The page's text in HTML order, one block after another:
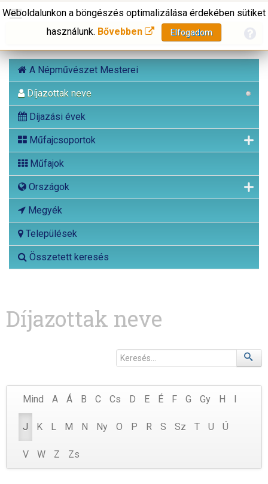
A Népművészet Mesterei
Díjazottak neve
Díjazási évek
Műfajcsoportok
Műfajok
Országok
Megyék
Települések
Összetett keresés
Weboldalunkon a böngészés optimalizálása érdekében sütiket
használunk. Bővebben Elfogadom
Díjazottak neve
Mind A Á B C Cs D E É F G Gy H
J K L M N Ny O P R S Sz T U Ú
V W Z Zs